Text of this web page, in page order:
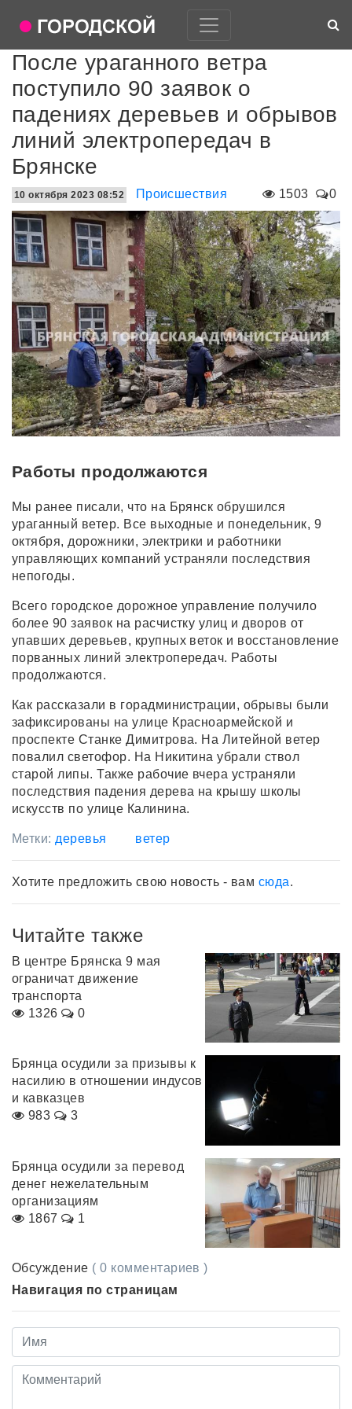
После ураганного ветра
поступило 90 заявок о
падениях деревьев и обрывов
линий электропередач в
Брянске
1503 0
10 октября 2023 08:52 Происшествия
Работы продолжаются
Мы ранее писали, что на Брянск обрушился
ураганный ветер. Все выходные и понедельник, 9
октября, дорожники, электрики и работники
управляющих компаний устраняли последствия
непогоды.
Всего городское дорожное управление получило
более 90 заявок на расчистку улиц и дворов от
упавших деревьев, крупных веток и восстановление
порванных линий электропередач. Работы
продолжаются.
Как рассказали в горадминистрации, обрывы были
зафиксированы на улице Красноармейской и
проспекте Станке Димитрова. На Литейной ветер
повалил светофор. На Никитина убрали ствол
старой липы. Также рабочие вчера устраняли
последствия падения дерева на крышу школы
искусств по улице Калинина.
Метки: деревья ветер
Хотите предложить свою новость - вам сюда.
Читайте также
В центре Брянска 9 мая
ограничат движение
транспорта
1326
0
Брянца осудили за призывы к
насилию в отношении индусов
и кавказцев
983
3
Брянца осудили за перевод
денег нежелательным
организациям
1867
1
Обсуждение ( 0 комментариев )
Навигация по страницам